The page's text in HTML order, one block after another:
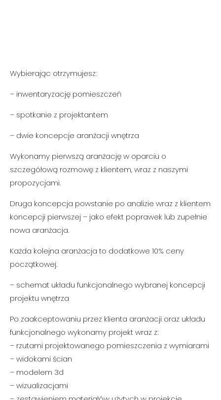
Wybierając otrzymujesz:
– inwentaryzację pomieszczeń
– spotkanie z projektantem
– dwie koncepcje aranżacji wnętrza
Wykonamy pierwszą aranżację w oparciu o
szczegółową rozmowę z klientem, wraz z naszymi
propozycjami.
Druga koncepcja powstanie po analizie wraz z klientem
koncepcji pierwszej – jako efekt poprawek lub zupełnie
nowa aranżacja.
Każda kolejna aranżacja to dodatkowe 10% ceny
początkowej.
– schemat układu funkcjonalnego wybranej koncepcji
projektu wnętrza
Po zaakceptowaniu przez klienta aranżacji oraz układu
funkcjonalnego wykonamy projekt wraz z:
– rzutami projektowanego pomieszczenia z wymiarami
– widokami ścian
– modelem 3d
– wizualizacjami